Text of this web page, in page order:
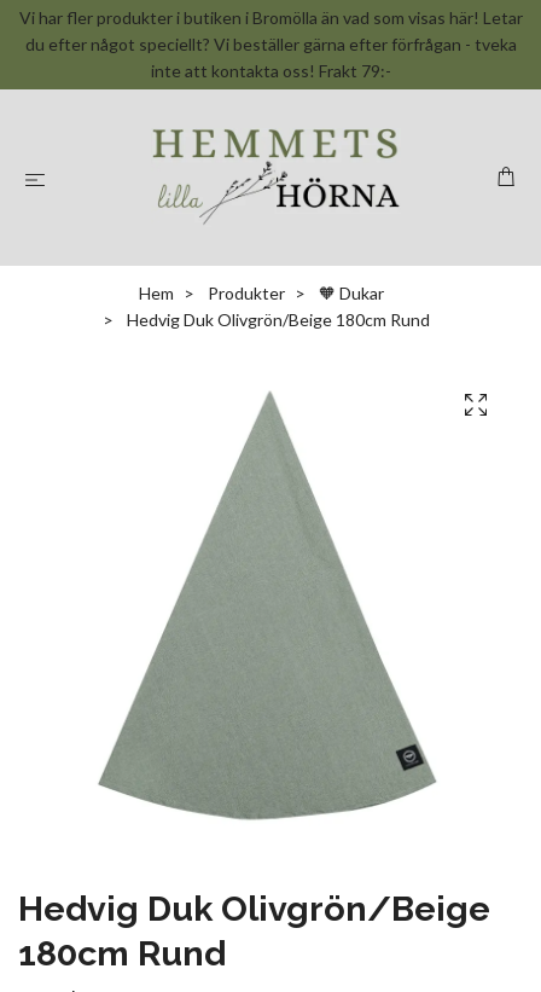
Vi har fler produkter i butiken i Bromölla än vad som visas här! Letar
du efter något speciellt? Vi beställer gärna efter förfrågan - tveka
inte att kontakta oss! Frakt 79:-
Hem Produkter
🧡 Dukar
Hedvig Duk Olivgrön/Beige 180cm Rund
Hedvig Duk Olivgrön/Beige
180cm Rund